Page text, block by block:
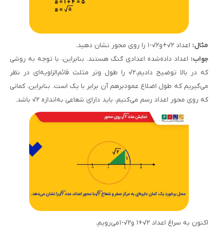
مثال: اعداد ۲√+و۲√-۱ را روی محور نشان دهید.
جواب: اعداد داده‌شده اعدادی گنگ هستند. بنابراین، با توجه به روشی
که در بالا توضیح دادیم،۲√ را طول وتر مثلث قائم‌الزاویه‌ای در نظر
می‌گیریم که طول اضلاع عمودبرهم آن برابر با یک است. بنابراین، کمانی
که روی محور اعداد رسم می‌کنیم، باید دارای شعاعی به‌اندازه ۲√ باشد.
اکنون به سراغ اعداد ۲√+۱ و۲√-۱می‌رویم.